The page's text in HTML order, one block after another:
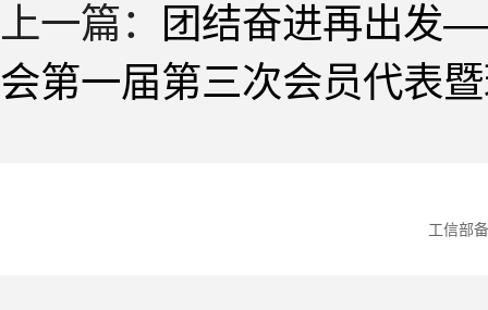
上一篇：
团结奋进再出发
会第一届第三次会员代表
工信部